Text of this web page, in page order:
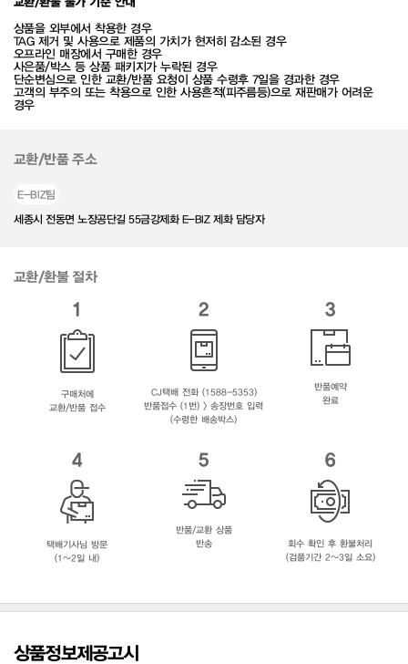
상품을 외부에서 착용한 경우
TAG 제거 및 사용으로 제품의 가치가 현저히 감소된 경우
오프라인 매장에서 구매한 경우
사은품/박스 등 상품 패키지가 누락된 경우
단순변심으로 인한 교환/반품 요청이 상품 수령후 7일을 경과한 경우
고객의 부주의 또는 착용으로 인한 사용흔적(피주름등)으로 재판매가 어려운
경우
교환/반품 주소
E-BIZ팀
세종시 전동면 노장공단길 55금강제화 E-BIZ 제화 담당자
교환/환불 절차
1
구매처에
교환/반품 접수
2
CJ택배 전화 (1588-5353)
반품접수 (1번) > 송장번호 입력
(수령한 배송박스)
3
반품예약
완료
4
택배기사님 방문
(1~2일 내)
5
반품/교환 상품
반송
6
회수 확인 후 환불처리
(검품기간 2~3일 소요)
상품정보제공고시